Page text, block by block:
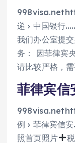
递 › 中国银行
我们办公室提
务： 因菲律宾
请比较严格，
菲律宾信
例 › 菲律宾信
照首页照片